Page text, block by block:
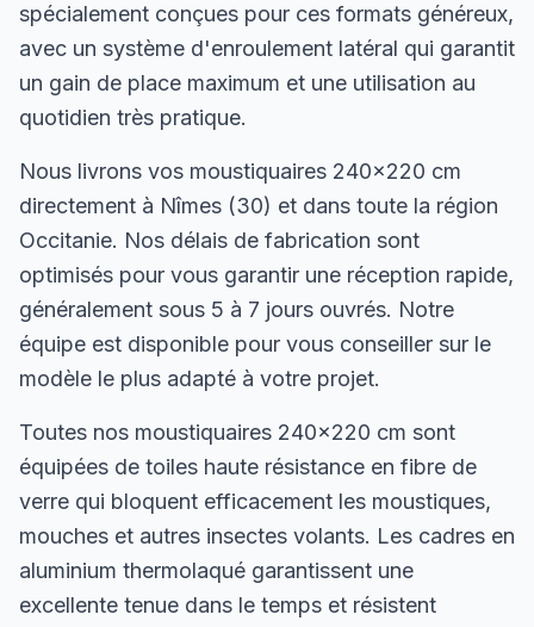
spécialement conçues pour ces formats généreux,
avec un système d'enroulement latéral qui garantit
un gain de place maximum et une utilisation au
quotidien très pratique.
Nous livrons vos moustiquaires 240×220 cm
directement à Nîmes (30) et dans toute la région
Occitanie. Nos délais de fabrication sont
optimisés pour vous garantir une réception rapide,
généralement sous 5 à 7 jours ouvrés. Notre
équipe est disponible pour vous conseiller sur le
modèle le plus adapté à votre projet.
Toutes nos moustiquaires 240×220 cm sont
équipées de toiles haute résistance en fibre de
verre qui bloquent efficacement les moustiques,
mouches et autres insectes volants. Les cadres en
aluminium thermolaqué garantissent une
excellente tenue dans le temps et résistent